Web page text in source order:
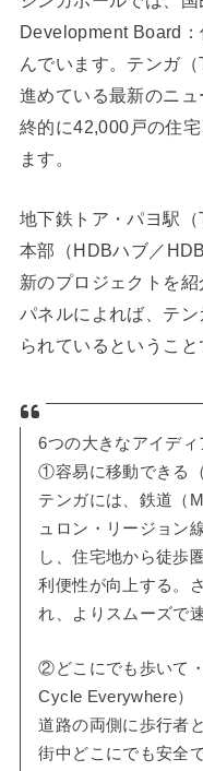
Development Board
んでいます。テンガ
進めている最新のニ
終的に42,000戸の住
ます。
地下鉄トア・パヨ駅
本部（HDBハブ／
新のプロジェクトを
パネルによれば、テ
られているということ
6つの大きなアイディ
①容易に移動できる
テンガには、鉄道（
ュロン・リージョン
し、住宅地から徒歩
利便性が向上する。
れ、よりスムーズで
②どこにでも歩いて
Cycle Everywhere）
道路の両側に歩行者
街中どこにでも安全